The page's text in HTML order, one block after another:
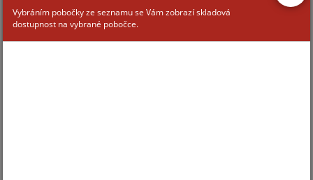
Vybráním pobočky ze seznamu se Vám zobrazí skladová
dostupnost na vybrané pobočce.